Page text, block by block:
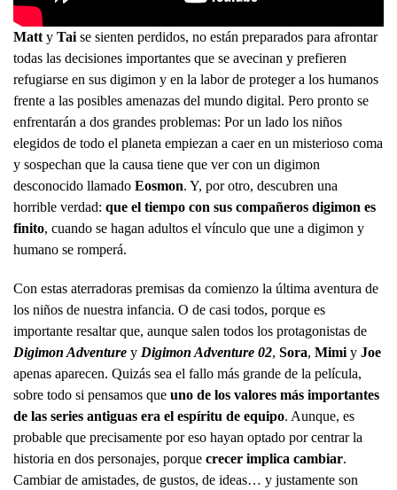
Matt y Tai se sienten perdidos, no están preparados para afrontar
todas las decisiones importantes que se avecinan y prefieren
refugiarse en sus digimon y en la labor de proteger a los humanos
frente a las posibles amenazas del mundo digital. Pero pronto se
enfrentarán a dos grandes problemas: Por un lado los niños
elegidos de todo el planeta empiezan a caer en un misterioso coma
y sospechan que la causa tiene que ver con un digimon
desconocido llamado Eosmon. Y, por otro, descubren una
horrible verdad: que el tiempo con sus compañeros digimon es
finito, cuando se hagan adultos el vínculo que une a digimon y
humano se romperá.
Con estas aterradoras premisas da comienzo la última aventura de
los niños de nuestra infancia. O de casi todos, porque es
importante resaltar que, aunque salen todos los protagonistas de
Digimon Adventure y Digimon Adventure 02, Sora, Mimi y Joe
apenas aparecen. Quizás sea el fallo más grande de la película,
sobre todo si pensamos que uno de los valores más importantes
de las series antiguas era el espíritu de equipo. Aunque, es
probable que precisamente por eso hayan optado por centrar la
historia en dos personajes, porque crecer implica cambiar.
Cambiar de amistades, de gustos, de ideas… y justamente son